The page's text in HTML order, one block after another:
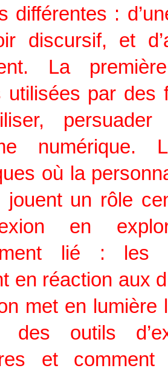
différentes :
discursif, et
La
utilisées par des
où la
jouent un rôle
en
lié :
en réaction aux
met en
des outils
et